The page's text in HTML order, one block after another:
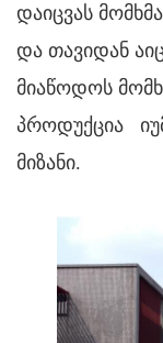
დაიცვას
და თავიდან
მიაწოდოს
პროდუქცია
მიზანი.